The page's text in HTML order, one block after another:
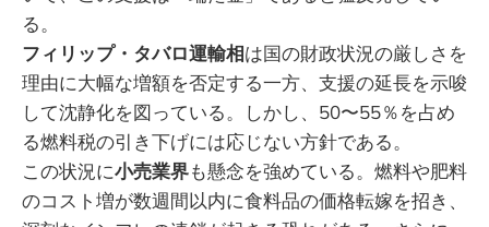
る。
フィリップ・タバロ運輸相は国の財政状況の厳しさを
理由に大幅な増額を否定する一方、支援の延長を示唆
して沈静化を図っている。しかし、50〜55％を占め
る燃料税の引き下げには応じない方針である。
この状況に小売業界も懸念を強めている。燃料や肥料
のコスト増が数週間以内に食料品の価格転嫁を招き、